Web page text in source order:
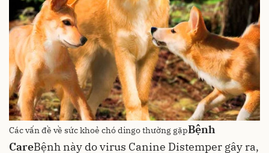
Các vấn đề về sức khoẻ chó dingo thường gặpBệnh
CareBệnh này do virus Canine Distemper gây ra,